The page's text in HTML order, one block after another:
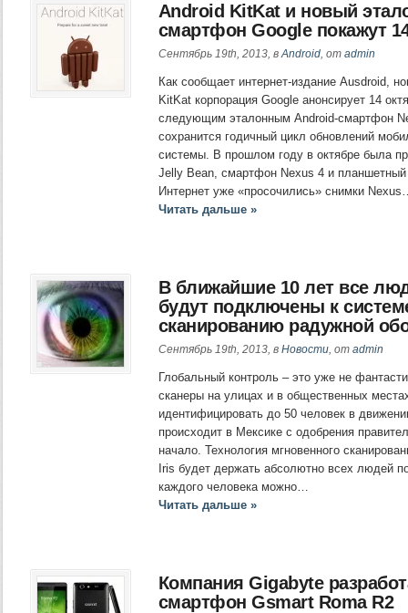
Android KitKat и новый
смартфон Google покажут
Сентябрь 19th, 2013, вAndroid, от admin
Как сообщает интернет-издание Ausdroid,
KitKat корпорация Google анонсирует 14
следующим эталонным Android-смартфон
сохранится годичный цикл обновлений
системы. В прошлом году в октябре была
Jelly Bean, смартфон Nexus 4 и
Интернет уже «просочились» снимки
Читать дальше »
В ближайшие 10 лет все
будут подключены к
сканированию радужной
Сентябрь 19th, 2013, в Новости, от admin
Глобальный контроль – это уже не
сканеры на улицах и в общественных
идентифицировать до 50 человек в
происходит в Мексике с одобрения
начало. Технология мгновенного
Iris будет держать абсолютно всех людей
каждого человека можно…
Читать дальше »
Компания Gigabyte
смартфон Gsmart Roma R2